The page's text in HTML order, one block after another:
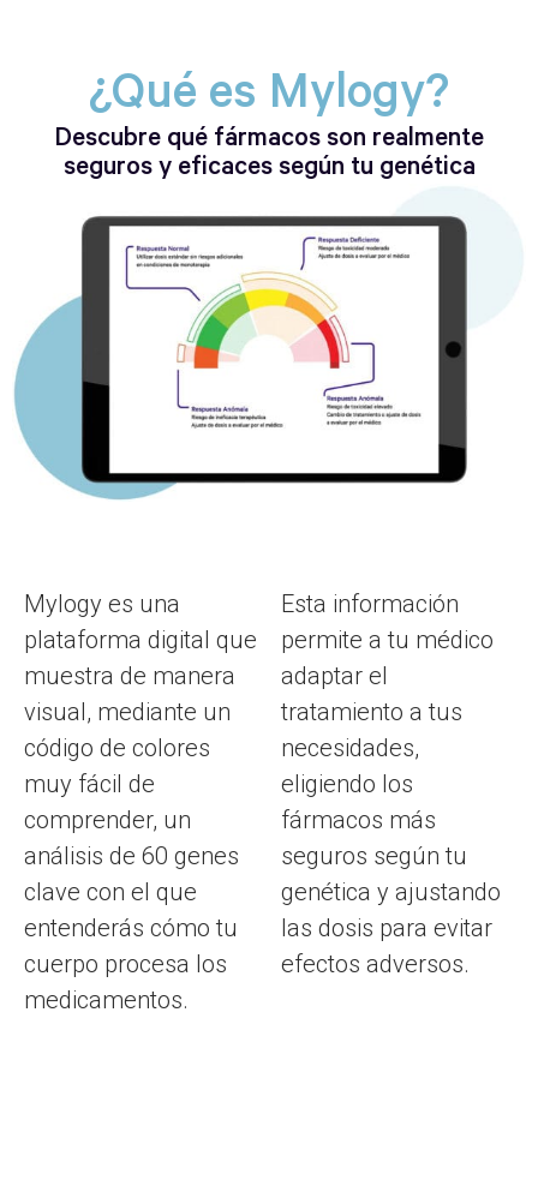
¿Qué es Mylogy?
Descubre qué fármacos son realmente
seguros y eficaces según tu genética
Mylogy es una
plataforma digital que
muestra de manera
visual, mediante un
código de colores
muy fácil de
comprender, un
análisis de 60 genes
clave con el que
entenderás cómo tu
cuerpo procesa los
medicamentos.
Esta información
permite a tu médico
adaptar el
tratamiento a tus
necesidades,
eligiendo los
fármacos más
seguros según tu
genética y ajustando
las dosis para evitar
efectos adversos.